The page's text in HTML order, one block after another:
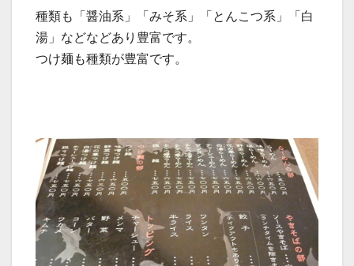
種類も「醤油系」「みそ系」「とんこつ系」「白
湯」などなどあり豊富です。
つけ麺も種類が豊富です。